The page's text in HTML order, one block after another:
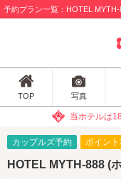
予約プラン一覧：HOTEL
TOP 写真
当ホテルは
カップルズ予約 ポイン
HOTEL MYTH-888 (